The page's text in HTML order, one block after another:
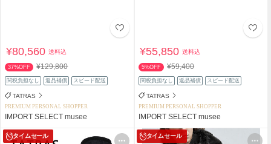
¥80,560送料込
37%OFF ¥129,800
関税負担なし 返品補償 スピード配送
TATRAS
PREMIUM PERSONAL SHOPPER
IMPORT SELECT musee
¥55,850送料込
5%OFF ¥59,400
関税負担なし 返品補償 スピード配送
TATRAS
PREMIUM PERSONAL SHOPPER
IMPORT SELECT musee
タイムセール タイムセール